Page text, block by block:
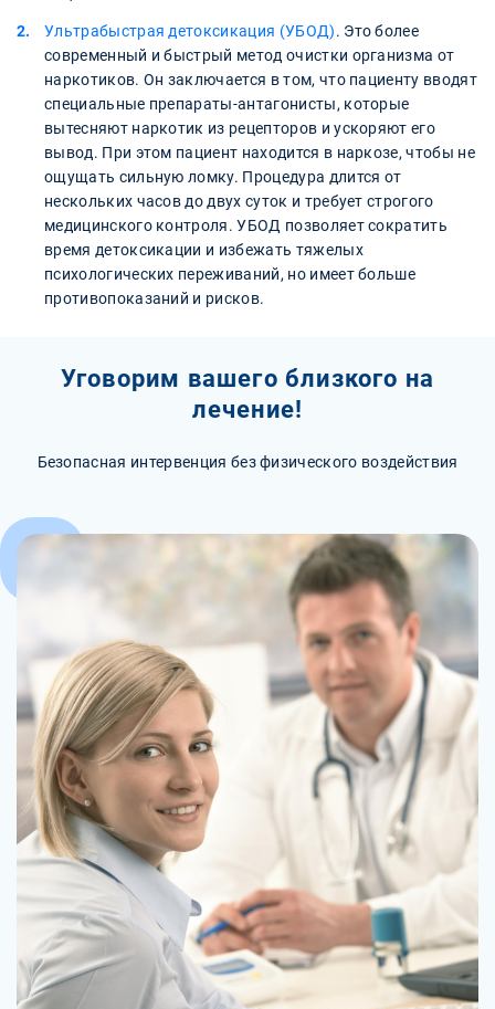
Ультрабыстрая детоксикация (УБОД). Это более
современный и быстрый метод очистки организма от
наркотиков. Он заключается в том, что пациенту вводят
специальные препараты-антагонисты, которые
вытесняют наркотик из рецепторов и ускоряют его
вывод. При этом пациент находится в наркозе, чтобы не
ощущать сильную ломку. Процедура длится от
нескольких часов до двух суток и требует строгого
медицинского контроля. УБОД позволяет сократить
время детоксикации и избежать тяжелых
психологических переживаний, но имеет больше
противопоказаний и рисков.
Уговорим вашего близкого на
лечение!
Безопасная интервенция без физического воздействия